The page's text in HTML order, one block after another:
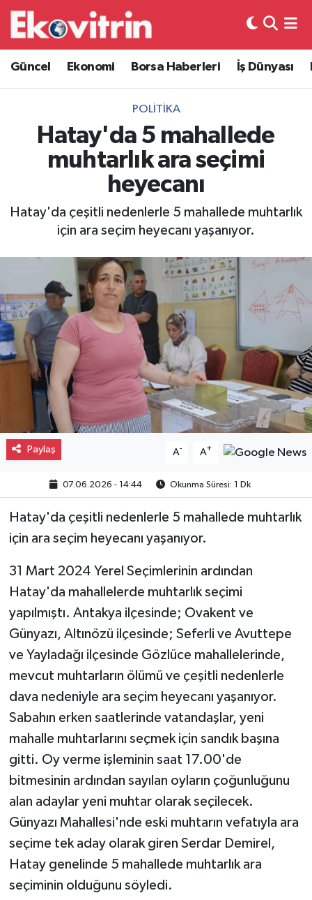
Güncel Ekonomi Borsa Haberleri İş Dünyası
POLITIKA
Hatay'da 5 mahallede
muhtarlık ara seçimi
heyecanı
Hatay'da çeşitli nedenlerle 5 mahallede muhtarlık
için ara seçim heyecanı yaşanıyor.
Paylaş A- A+
07.06.2026 - 14:44 Okunma Süresi: 1 Dk
Hatay'da çeşitli nedenlerle 5 mahallede muhtarlık
için ara seçim heyecanı yaşanıyor.
31 Mart 2024 Yerel Seçimlerinin ardından
Hatay'da mahallelerde muhtarlık seçimi
yapılmıştı. Antakya ilçesinde; Ovakent ve
Günyazı, Altınözü ilçesinde; Seferli ve Avuttepe
ve Yayladağı ilçesinde Gözlüce mahallelerinde,
mevcut muhtarların ölümü ve çeşitli nedenlerle
dava nedeniyle ara seçim heyecanı yaşanıyor.
Sabahın erken saatlerinde vatandaşlar, yeni
mahalle muhtarlarını seçmek için sandık başına
gitti. Oy verme işleminin saat 17.00'de
bitmesinin ardından sayılan oyların çoğunluğunu
alan adaylar yeni muhtar olarak seçilecek.
Günyazı Mahallesi'nde eski muhtarın vefatıyla ara
seçime tek aday olarak giren Serdar Demirel,
Hatay genelinde 5 mahallede muhtarlık ara
seçiminin olduğunu söyledi.
Güncel
Ekonomi
Borsa Haberleri
İş Dünyası
Otovitrin
Magazin
Gayrimenkul
Spor
Eğitim
Hava Durumu
Trafik Durumu
Süper Lig Puan Durumu ve Fikstür
Tüm Manşetler
Son Dakika Haberleri
Haber Arşivi